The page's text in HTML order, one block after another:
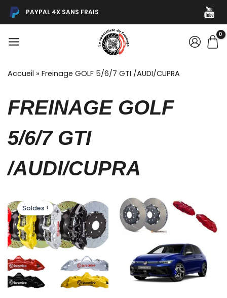
Aller
PAYPAL 4X SANS FRAIS
Accueil » Freinage GOLF 5/6/7 GTI /AUDI/CUPRA
FREINAGE GOLF
5/6/7 GTI
/AUDI/CUPRA
Soldes !
de
prix :
4486,80€
à
4594,80€
produit
a
plusieurs
variations.
Les
options
peuvent
a
Les